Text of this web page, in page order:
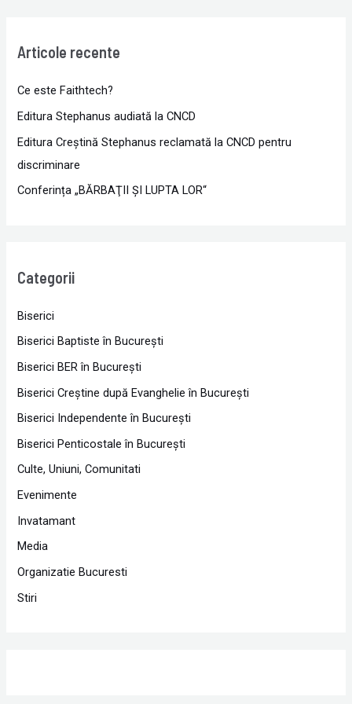
Articole recente
Ce este Faithtech?
Editura Stephanus audiată la CNCD
Editura Creștină Stephanus reclamată la CNCD pentru
discriminare
Conferința „BĂRBAŢII ŞI LUPTA LOR“
Categorii
Biserici
Biserici Baptiste în Bucureşti
Biserici BER în Bucureşti
Biserici Creştine după Evanghelie în Bucureşti
Biserici Independente în Bucureşti
Biserici Penticostale în Bucureşti
Culte, Uniuni, Comunitati
Evenimente
Invatamant
Media
Organizatie Bucuresti
Stiri